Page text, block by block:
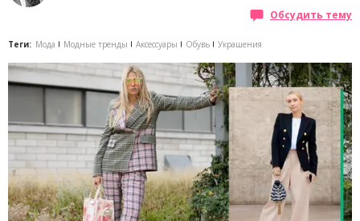
Обсудить тему
Теги: Мода Модные тренды Аксессуары Обувь Украшения